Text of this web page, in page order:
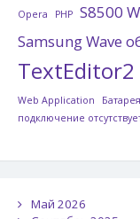
Opera
PHP S8500
Samsung Wave
TextEditor2
Web Application
подключение
Май 2026